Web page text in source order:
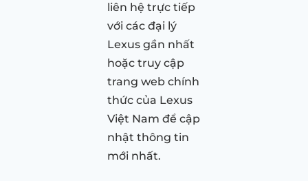
liên hệ trực tiếp
với các đại lý
Lexus gần nhất
hoặc truy cập
trang web chính
thức của Lexus
Việt Nam để cập
nhật thông tin
mới nhất.